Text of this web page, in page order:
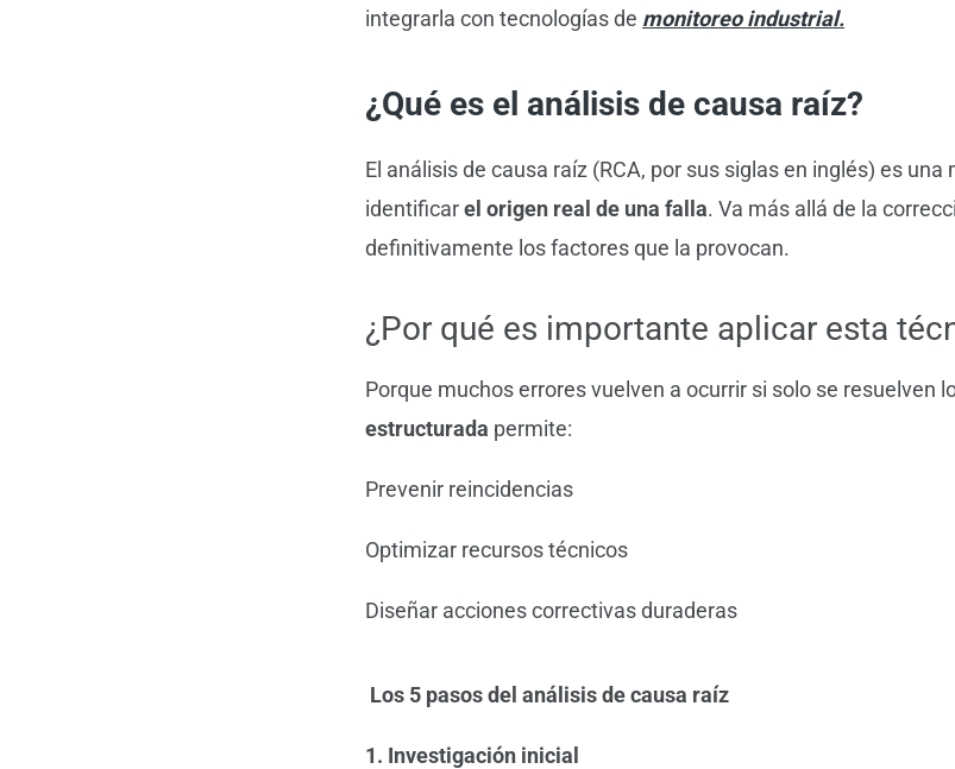
integrarla con tecnologías de monitoreo industrial.
¿Qué es el análisis de causa raíz?
El análisis de causa raíz (RCA, por sus siglas en inglés) es
identificarel origen real de una falla. Va más allá de la
definitivamente los factores que la provocan.
¿Por qué es importante aplicar esta
Porque muchos errores vuelven a ocurrir si solo se resuelven
estructurada permite:
Prevenir reincidencias
Optimizar recursos técnicos
Diseñar acciones correctivas duraderas
Los 5 pasos del análisis de causa raíz
1. Investigación inicial